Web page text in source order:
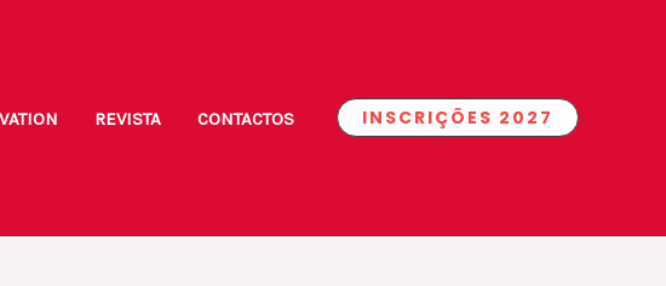
REVISTA CONTACTOS INSCRIÇÕES 2027